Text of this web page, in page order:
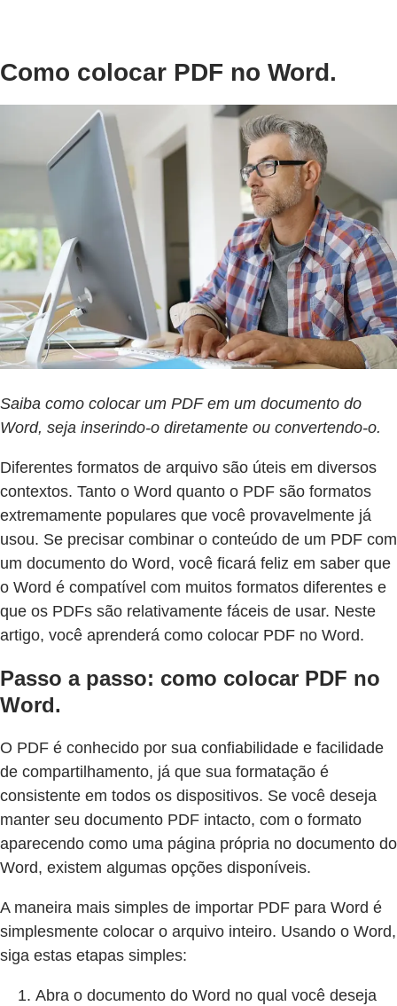
Como colocar PDF no Word.
Saiba como colocar um PDF em um documento do
Word, seja inserindo-o diretamente ou convertendo-o.
Diferentes formatos de arquivo são úteis em diversos
contextos. Tanto o Word quanto o PDF são formatos
extremamente populares que você provavelmente já
usou. Se precisar combinar o conteúdo de um PDF com
um documento do Word, você ficará feliz em saber que
o Word é compatível com muitos formatos diferentes e
que os PDFs são relativamente fáceis de usar. Neste
artigo, você aprenderá como colocar PDF no Word.
Passo a passo: como colocar PDF no
Word.
O PDF é conhecido por sua confiabilidade e facilidade
de compartilhamento, já que sua formatação é
consistente em todos os dispositivos. Se você deseja
manter seu documento PDF intacto, com o formato
aparecendo como uma página própria no documento do
Word, existem algumas opções disponíveis.
A maneira mais simples de importar PDF para Word é
simplesmente colocar o arquivo inteiro. Usando o Word,
siga estas etapas simples:
Abra o documento do Word no qual você deseja